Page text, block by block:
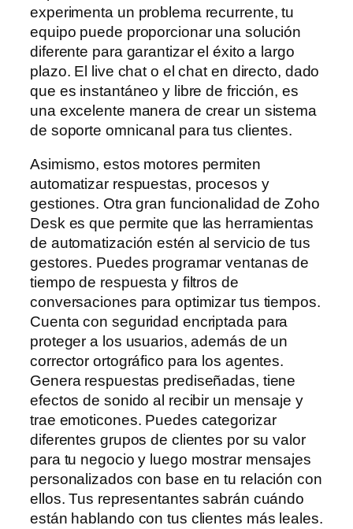
experimenta un problema recurrente, tu
equipo puede proporcionar una solución
diferente para garantizar el éxito a largo
plazo. El live chat o el chat en directo, dado
que es instantáneo y libre de fricción, es
una excelente manera de crear un sistema
de soporte omnicanal para tus clientes.
Asimismo, estos motores permiten
automatizar respuestas, procesos y
gestiones. Otra gran funcionalidad de Zoho
Desk es que permite que las herramientas
de automatización estén al servicio de tus
gestores. Puedes programar ventanas de
tiempo de respuesta y filtros de
conversaciones para optimizar tus tiempos.
Cuenta con seguridad encriptada para
proteger a los usuarios, además de un
corrector ortográfico para los agentes.
Genera respuestas prediseñadas, tiene
efectos de sonido al recibir un mensaje y
trae emoticones. Puedes categorizar
diferentes grupos de clientes por su valor
para tu negocio y luego mostrar mensajes
personalizados con base ​​en tu relación con
ellos. Tus representantes sabrán cuándo
están hablando con tus clientes más leales.